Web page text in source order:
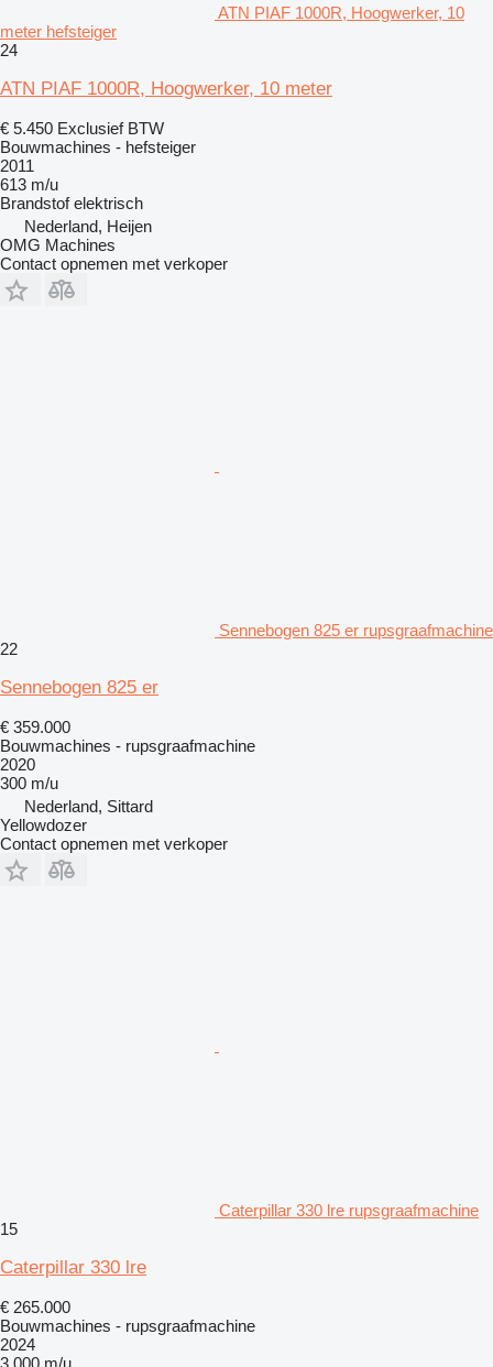
ATN PIAF 1000R, Hoogwerker, 10
meter hefsteiger
24
ATN PIAF 1000R, Hoogwerker, 10 meter
€ 5.450 Exclusief BTW
Bouwmachines - hefsteiger
2011
613 m/u
Brandstof elektrisch
Nederland, Heijen
OMG Machines
Contact opnemen met verkoper
Sennebogen 825 er rupsgraafmachine
22
Sennebogen 825 er
€ 359.000
Bouwmachines - rupsgraafmachine
2020
300 m/u
Nederland, Sittard
Yellowdozer
Contact opnemen met verkoper
Caterpillar 330 lre rupsgraafmachine
15
Caterpillar 330 lre
€ 265.000
Bouwmachines - rupsgraafmachine
2024
3.000 m/u